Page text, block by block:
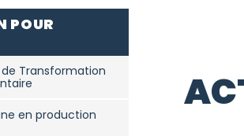
POUR
Transformation
en production